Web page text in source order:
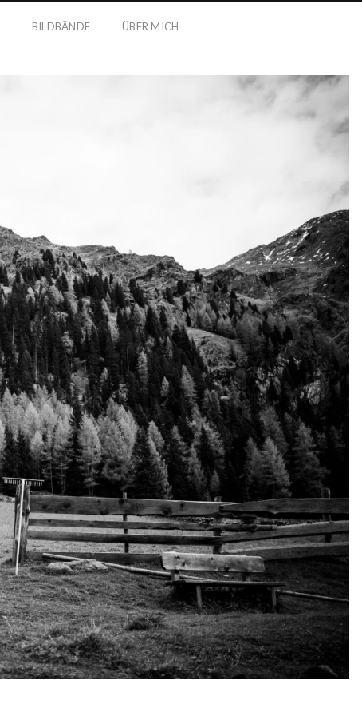
BILDBÄNDE
ÜBER MICH